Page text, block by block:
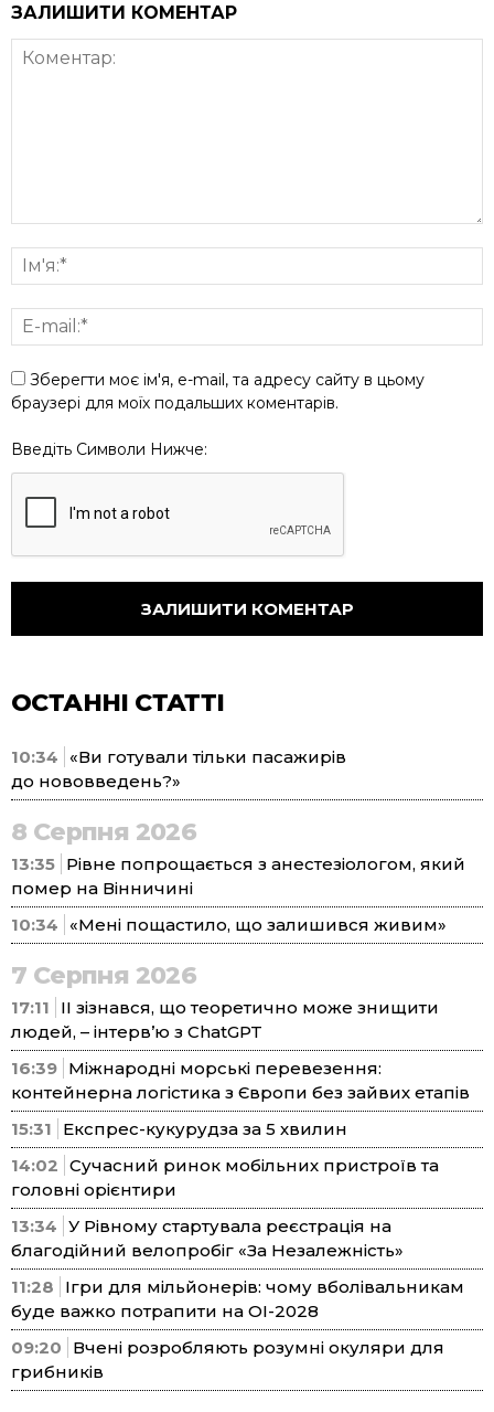
ЗАЛИШИТИ КОМЕНТАР
Зберегти моє ім'я, e-mail, та адресу сайту в цьому
браузері для моїх подальших коментарів.
Введіть Символи Нижче:
ОСТАННІ СТАТТІ
10:34
«Ви готували тільки пасажирів
до нововведень?»
8 Серпня 2026
13:35 Рівне попрощається з анестезіологом, який
помер на Вінничині
10:34
«Мені пощастило, що залишився живим»
7 Серпня 2026
17:11
ІІ зізнався, що теоретично може знищити
людей, – інтерв’ю з ChatGPT
16:39 Міжнародні морські перевезення:
контейнерна логістика з Європи без зайвих етапів
15:31
Експрес-кукурудза за 5 хвилин
14:02 Сучасний ринок мобільних пристроїв та
головні орієнтири
13:34 У Рівному стартувала реєстрація на
благодійний велопробіг «За Незалежність»
11:28
Ігри для мільйонерів: чому вболівальникам
буде важко потрапити на ОІ-2028
09:20
Вчені розробляють розумні окуляри для
грибників